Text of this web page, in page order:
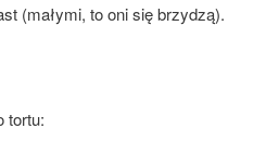
(małymi, to oni się brzydzą).
tortu: